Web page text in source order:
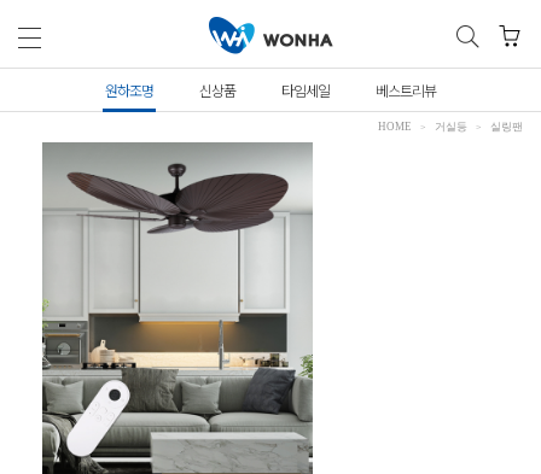
원하조명 신상품 타임세일 베스트리뷰
HOME 거실등 실링팬